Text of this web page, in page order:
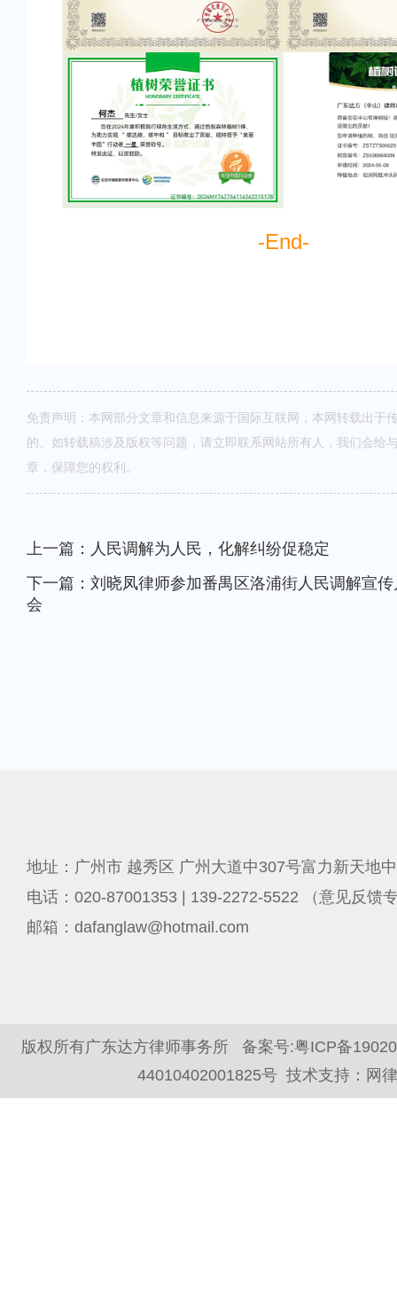
-End-
免责声明：本网部分文章和信息来源于国际互联网，本网转载出于
的。如转载稿涉及版权等问题，请立即联系网站所有人，我们会给
章，保障您的权利。
上一篇：人民调解为人民，化解纠纷促稳定
下一篇：刘晓凤律师参加番禺区洛浦街人民调解宣
会
地址：广州市 越秀区 广州大道中307号富力新天地
电话：020-87001353 | 139-2272-5522 （意见反馈
邮箱：dafanglaw@hotmail.com
版权所有广东达方律师事务所 备案号:粤ICP备
44010402001825号 技术支持： 网